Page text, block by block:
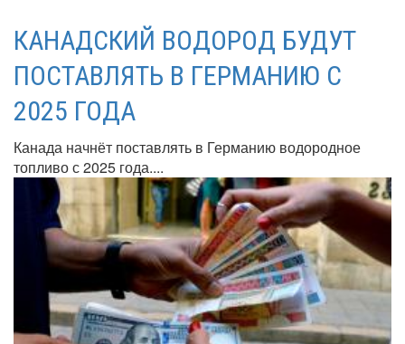
КАНАДСКИЙ ВОДОРОД БУДУТ
ПОСТАВЛЯТЬ В ГЕРМАНИЮ С
2025 ГОДА
Канада начнёт поставлять в Германию водородное
топливо с 2025 года....